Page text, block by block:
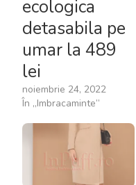
ecologica
detasabila pe
umar la 489
lei
noiembrie 24, 2022
În „Imbracaminte”